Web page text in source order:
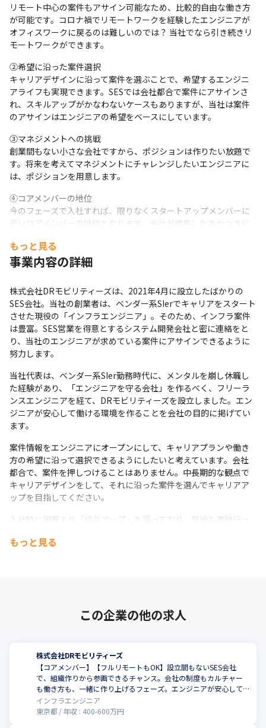
リモート中心の案件もアサイン可能なため、比較的自由な働き方
が可能です。コロナ禍でリモートワークを経験したエンジニアが
オフィスワークに戻るのは難しいのでは？ 当社でなら引き続きリ
モートワークができます。
②希望に沿った案件選択
キャリアデザインに沿って案件を選ぶことで、希望するエンジニ
アライフも実現できます。SESでは会社都合で案件にアサインさ
れ、スキルアップがかなわないケースもありますが、当社は案件
のアサインはエンジニアの希望をベースにしています。
③マネジメントへの挑戦
創業間もない小さな会社ですから、ポジションは作りたい放題で
す。将来を考えてマネジメントにチャレンジしたいエンジニアに
は、ポジションを用意します。
④コアメンバーの地位
今のフェーズで入社すれば、限りなくスタートアップメンバーに
近いコアメンバーの地位となります。会社が成長したあかつきに
もっと見る
事業内容の詳細
株式会社DRモビリティーズは、2021年4月に設立したばかりの
SES会社。当社の創業者は、ベンダー系SIerでキャリアをスタート
させた現役の「インフラエンジニア」。そのため、インフラ案件
は豊富。SES営業を得意とするシステム開発会社と密に連絡をと
り、当社のエンジニアが求めている案件にアサインできるように
努力します。
当社代表は、ベンダー系SIer勤務時代に、メンタルを崩し休職し
た経験があり、「エンジニアを守る会社」を作るべく、フリーラ
ンスエンジニアを経て、DRモビリティーズを設立しました。エン
ジニアが安心して働ける環境を作ることを会社の目的に掲げてい
ます。
案件情報をエンジニアにオープンにして、キャリアプランや働き
方の希望に沿って選択できるようにしたいと考えています。会社
都合で、案件を押しつけることはありません。中長期的な観点で
キャリアデザインをして、それに沿った案件を選んでキャリアア
ップを目指してください。
入社時に現職より「給与アップ」を謳っており、昇給も適時行っ
先してフルリモートを選ぶか、キャリア構築を考慮して客先常駐
でのポジションを築くことで自身に還元する。そんなキャリアプ
もっと見る
この企業の他の求人
株式会社DRモビリティーズ
【コアメンバー】【フルリモートもOK】設立間もないSES会社
で、組織作りから参画できるチャンス。会社の制度もカルチャー
も働き方も、一緒に作り上げるフェーズ。エンジニアが安心して
快適に働ける会社を実現しましょう！
インフラエンジニア
東京都
年収 : 400-600万円